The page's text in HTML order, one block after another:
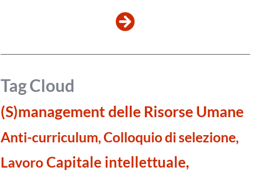
Tag Cloud
(S)management delle Risorse Umane
Anti-curriculum, Colloquio di selezione,
LavoroCapitale intellettuale,